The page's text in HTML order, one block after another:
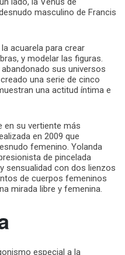
masculino de Francis
acuarela para crear
y modelar las figuras.
sus universos
una serie de cinco
una actitud íntima e
en su vertiente más
en 2009 que
femenino. Yolanda
de pincelada
sensualidad con dos lienzos
de cuerpos femeninos
mirada libre y femenina.
especial a la